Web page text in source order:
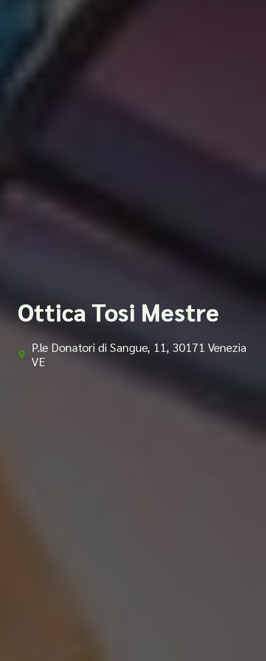
Ottica Tosi Mestre
P.le Donatori di Sangue, 11, 30171 Venezia
VE